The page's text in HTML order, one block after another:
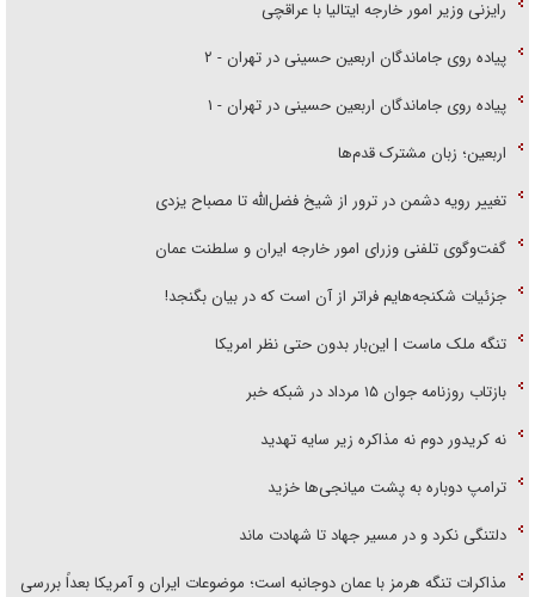
رایزنی وزیر امور خارجه ایتالیا با عراقچی
پیاده روی جاماندگان اربعین حسینی در تهران - ۲
پیاده روی جاماندگان اربعین حسینی در تهران - ۱
اربعین؛ زبان مشترک قدم‌ها
تغییر رویه دشمن در ترور از شیخ فضل‌الله تا مصباح یزدی
گفت‌وگوی تلفنی وزرای امور خارجه ایران و سلطنت عمان
جزئیات شکنجه‌هایم فراتر از آن است که در بیان بگنجد!
تنگه ملک ماست | این‌بار بدون حتی نظر امریکا
بازتاب روزنامه جوان ۱۵ مرداد در شبکه خبر
نه کریدور دوم نه مذاکره زیر سایه تهدید
ترامپ دوباره به پشت میانجی‌ها خزید
دلتنگی نکرد و در مسیر جهاد تا شهادت ماند
مذاکرات تنگه هرمز با عمان دوجانبه است؛ موضوعات ایران و آمریکا بعداً بررسی